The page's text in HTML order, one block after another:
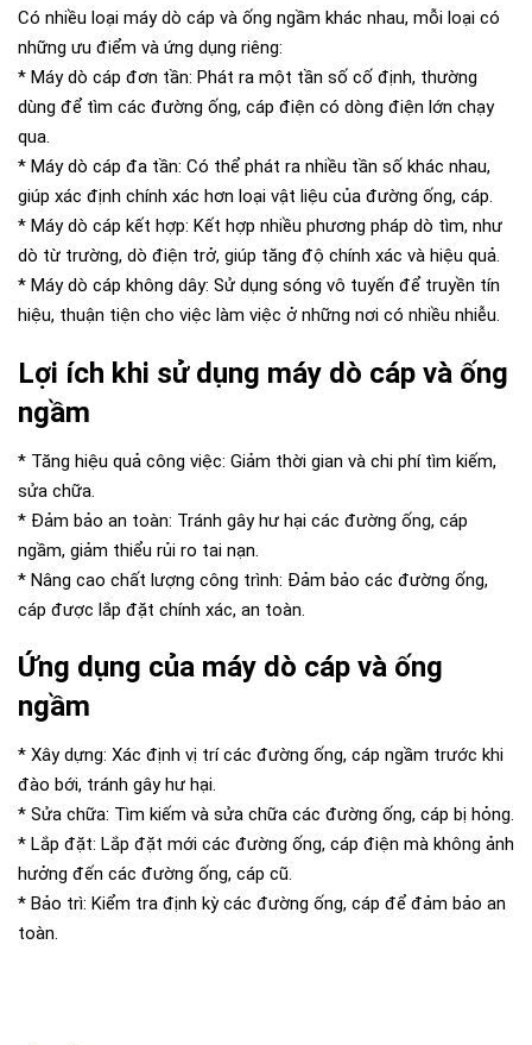
Có nhiều loại máy dò cáp và ống ngầm khác nhau, mỗi loại có
những ưu điểm và ứng dụng riêng:
* Máy dò cáp đơn tần: Phát ra một tần số cố định, thường
dùng để tìm các đường ống, cáp điện có dòng điện lớn chạy
qua.
* Máy dò cáp đa tần: Có thể phát ra nhiều tần số khác nhau,
giúp xác định chính xác hơn loại vật liệu của đường ống, cáp.
* Máy dò cáp kết hợp: Kết hợp nhiều phương pháp dò tìm, như
dò từ trường, dò điện trở, giúp tăng độ chính xác và hiệu quả.
* Máy dò cáp không dây: Sử dụng sóng vô tuyến để truyền tín
hiệu, thuận tiện cho việc làm việc ở những nơi có nhiều nhiễu.
Lợi ích khi sử dụng máy dò cáp và ống
ngầm
* Tăng hiệu quả công việc: Giảm thời gian và chi phí tìm kiếm,
sửa chữa.
* Đảm bảo an toàn: Tránh gây hư hại các đường ống, cáp
ngầm, giảm thiểu rủi ro tai nạn.
* Nâng cao chất lượng công trình: Đảm bảo các đường ống,
cáp được lắp đặt chính xác, an toàn.
Ứng dụng của máy dò cáp và ống
ngầm
* Xây dựng: Xác định vị trí các đường ống, cáp ngầm trước khi
đào bới, tránh gây hư hại.
* Sửa chữa: Tìm kiếm và sửa chữa các đường ống, cáp bị hỏng.
* Lắp đặt: Lắp đặt mới các đường ống, cáp điện mà không ảnh
hưởng đến các đường ống, cáp cũ.
* Bảo trì: Kiểm tra định kỳ các đường ống, cáp để đảm bảo an
toàn.